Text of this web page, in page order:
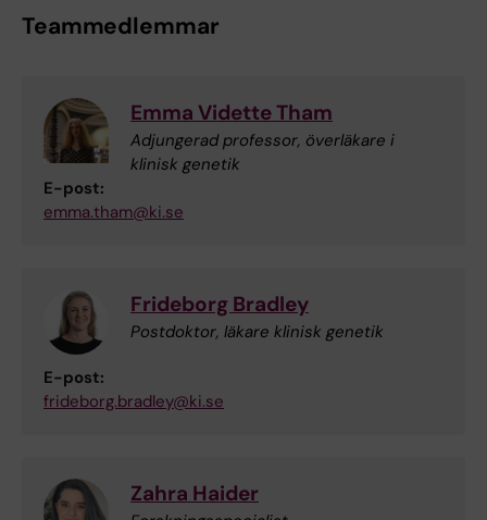
Teammedlemmar
Emma Vidette Tham
Adjungerad professor, överläkare i
klinisk genetik
E-post:
emma.tham@ki.se
Frideborg Bradley
Postdoktor, läkare klinisk genetik
E-post:
frideborg.bradley@ki.se
Zahra Haider